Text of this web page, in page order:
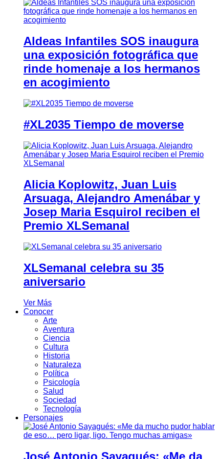
Aldeas Infantiles SOS inaugura
una exposición fotográfica que
rinde homenaje a los hermanos
en acogimiento
#XL2035 Tiempo de moverse
Alicia Koplowitz, Juan Luis
Arsuaga, Alejandro Amenábar y
Josep Maria Esquirol reciben el
Premio XLSemanal
XLSemanal celebra su 35
aniversario
Ver Más
Conocer
Arte
Aventura
Ciencia
Cultura
Historia
Naturaleza
Política
Psicología
Salud
Sociedad
Tecnología
Personajes
José Antonio Sayagués: «Me da